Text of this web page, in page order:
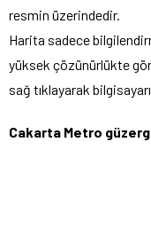
resmin üzerindedir.
Harita sadece
yüksek çözünürlükte
sağ tıklayarak
Cakarta Metro